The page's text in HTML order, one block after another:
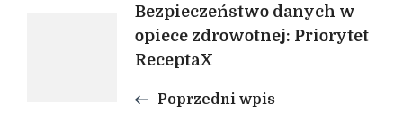
Nawigacja
wpisu
Bezpieczeństwo danych w
opiece zdrowotnej: Priorytet
ReceptaX
Poprzedni wpis